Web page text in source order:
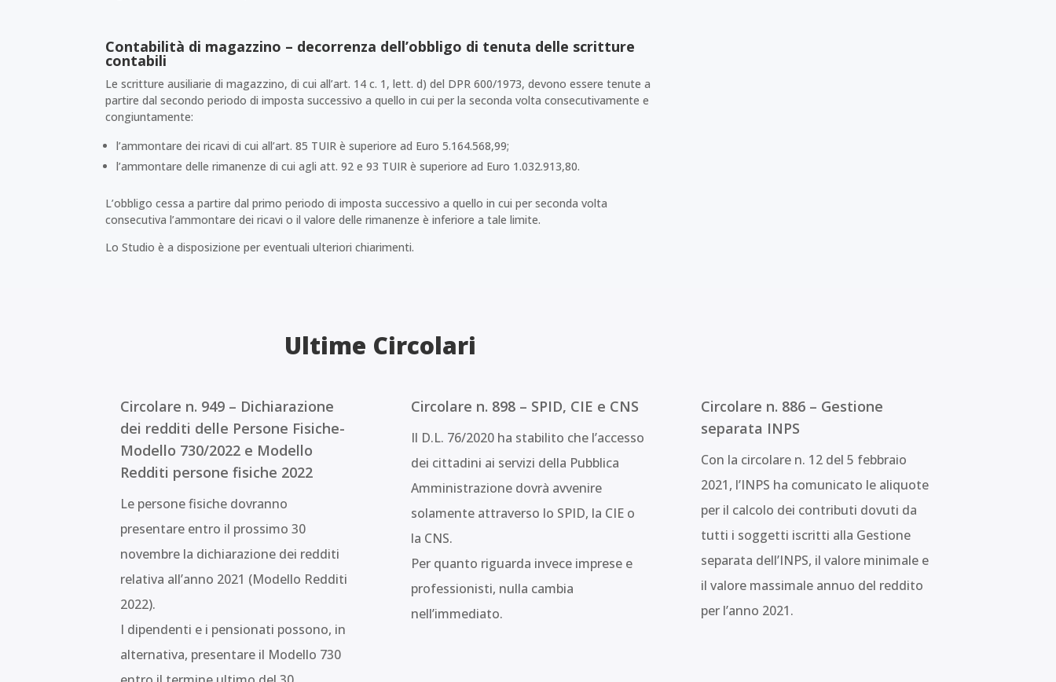
Contabilità di magazzino – decorrenza dell’obbligo di tenuta delle scritture
contabili
Le scritture ausiliarie di magazzino, di cui all’art. 14 c. 1, lett. d) del DPR 600/1973, devono essere tenute a
partire dal secondo periodo di imposta successivo a quello in cui per la seconda volta consecutivamente e
congiuntamente:
l’ammontare dei ricavi di cui all’art. 85 TUIR è superiore ad Euro 5.164.568,99;
l’ammontare delle rimanenze di cui agli att. 92 e 93 TUIR è superiore ad Euro 1.032.913,80.
L’obbligo cessa a partire dal primo periodo di imposta successivo a quello in cui per seconda volta
consecutiva l’ammontare dei ricavi o il valore delle rimanenze è inferiore a tale limite.
Lo Studio è a disposizione per eventuali ulteriori chiarimenti.
Ultime Circolari
Circolare n. 949 – Dichiarazione
dei redditi delle Persone Fisiche-
Modello 730/2022 e Modello
Redditi persone fisiche 2022
Le persone fisiche dovranno
presentare entro il prossimo 30
novembre la dichiarazione dei redditi
relativa all’anno 2021 (Modello Redditi
2022).
I dipendenti e i pensionati possono, in
alternativa, presentare il Modello 730
Circolare n. 898 – SPID, CIE e CNS
Il D.L. 76/2020 ha stabilito che l’accesso
dei cittadini ai servizi della Pubblica
Amministrazione dovrà avvenire
solamente attraverso lo SPID, la CIE o
la CNS.
Per quanto riguarda invece imprese e
professionisti, nulla cambia
nell’immediato.
Circolare n. 886 – Gestione
separata INPS
Con la circolare n. 12 del 5 febbraio
2021, l’INPS ha comunicato le aliquote
per il calcolo dei contributi dovuti da
tutti i soggetti iscritti alla Gestione
separata dell’INPS, il valore minimale e
il valore massimale annuo del reddito
per l’anno 2021.